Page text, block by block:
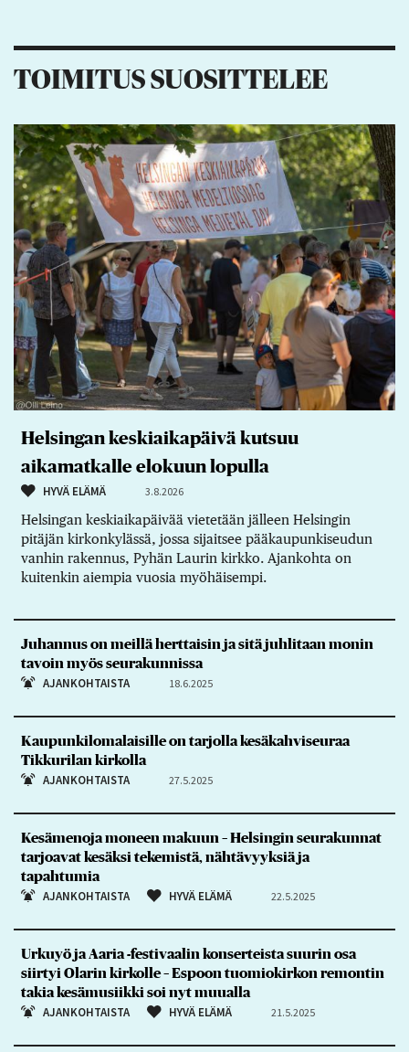
TOIMITUS SUOSITTELEE
Helsingan keskiaikapäivä kutsuu
aikamatkalle elokuun lopulla
HYVÄ ELÄMÄ 3.8.2026
Helsingan keskiaikapäivää vietetään jälleen Helsingin
pitäjän kirkonkylässä, jossa sijaitsee pääkaupunkiseudun
vanhin rakennus, Pyhän Laurin kirkko. Ajankohta on
kuitenkin aiempia vuosia myöhäisempi.
Juhannus on meillä herttaisin ja sitä juhlitaan monin
tavoin myös seurakunnissa
AJANKOHTAISTA 18.6.2025
Kaupunkilomalaisille on tarjolla kesäkahviseuraa
Tikkurilan kirkolla
AJANKOHTAISTA 27.5.2025
Kesämenoja moneen makuun – Helsingin seurakunnat
tarjoavat kesäksi tekemistä, nähtävyyksiä ja
tapahtumia
AJANKOHTAISTA HYVÄ ELÄMÄ 22.5.2025
Urkuyö ja Aaria -festivaalin konserteista suurin osa
siirtyi Olarin kirkolle – Espoon tuomiokirkon remontin
takia kesämusiikki soi nyt muualla
AJANKOHTAISTA HYVÄ ELÄMÄ 21.5.2025